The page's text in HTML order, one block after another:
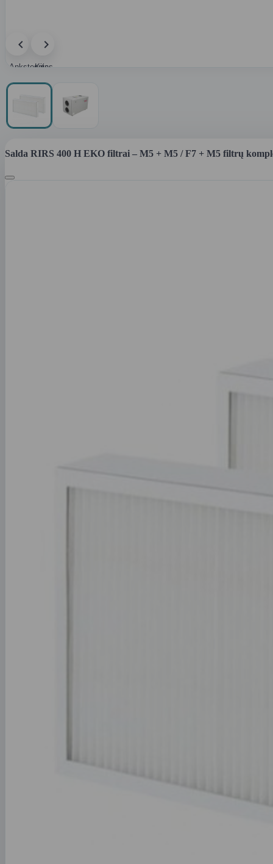
Ankstesnis
Kitas
Salda RIRS 400 H EKO filtrai – M5 + M5 / F7 + M5 filtrų